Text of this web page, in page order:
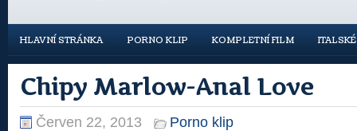
HLAVNÍ STRÁNKA PORNO KLIP KOMPLETNÍ FILM
Chipy Marlow-Anal Love
Červen 22, 2013 Porno klip